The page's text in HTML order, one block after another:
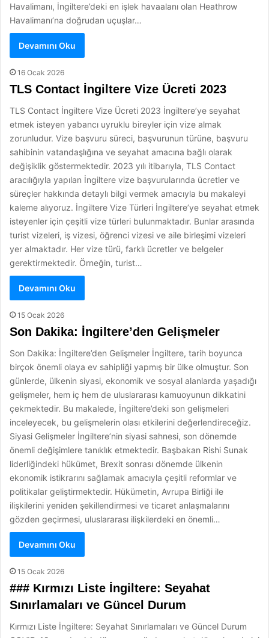
Havalimanı, İngiltere’deki en işlek havaalanı olan Heathrow
Havalimanı’na doğrudan uçuşlar…
Devamını Oku
16 Ocak 2026
TLS Contact İngiltere Vize Ücreti 2023
TLS Contact İngiltere Vize Ücreti 2023 İngiltere’ye seyahat
etmek isteyen yabancı uyruklu bireyler için vize almak
zorunludur. Vize başvuru süreci, başvurunun türüne, başvuru
sahibinin vatandaşlığına ve seyahat amacına bağlı olarak
değişiklik göstermektedir. 2023 yılı itibarıyla, TLS Contact
aracılığıyla yapılan İngiltere vize başvurularında ücretler ve
süreçler hakkında detaylı bilgi vermek amacıyla bu makaleyi
kaleme alıyoruz. İngiltere Vize Türleri İngiltere’ye seyahat etmek
isteyenler için çeşitli vize türleri bulunmaktadır. Bunlar arasında
turist vizeleri, iş vizesi, öğrenci vizesi ve aile birleşimi vizeleri
yer almaktadır. Her vize türü, farklı ücretler ve belgeler
gerektirmektedir. Örneğin, turist…
Devamını Oku
15 Ocak 2026
Son Dakika: İngiltere’den Gelişmeler
Son Dakika: İngiltere’den Gelişmeler İngiltere, tarih boyunca
birçok önemli olaya ev sahipliği yapmış bir ülke olmuştur. Son
günlerde, ülkenin siyasi, ekonomik ve sosyal alanlarda yaşadığı
gelişmeler, hem iç hem de uluslararası kamuoyunun dikkatini
çekmektedir. Bu makalede, İngiltere’deki son gelişmeleri
inceleyecek, bu gelişmelerin olası etkilerini değerlendireceğiz.
Siyasi Gelişmeler İngiltere’nin siyasi sahnesi, son dönemde
önemli değişimlere tanıklık etmektedir. Başbakan Rishi Sunak
liderliğindeki hükümet, Brexit sonrası dönemde ülkenin
ekonomik istikrarını sağlamak amacıyla çeşitli reformlar ve
politikalar geliştirmektedir. Hükümetin, Avrupa Birliği ile
ilişkilerini yeniden şekillendirmesi ve ticaret anlaşmalarını
gözden geçirmesi, uluslararası ilişkilerdeki en önemli…
Devamını Oku
15 Ocak 2026
### Kırmızı Liste İngiltere: Seyahat
Sınırlamaları ve Güncel Durum
Kırmızı Liste İngiltere: Seyahat Sınırlamaları ve Güncel Durum